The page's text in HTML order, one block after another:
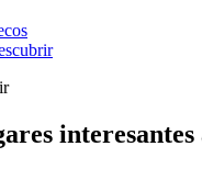
interesantes